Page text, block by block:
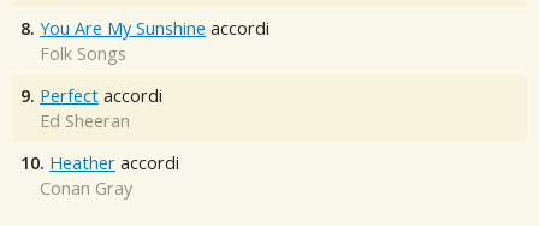
8. You Are My Sunshine accordi
Folk Songs
9. Perfect accordi
Ed Sheeran
10. Heather accordi
Conan Gray